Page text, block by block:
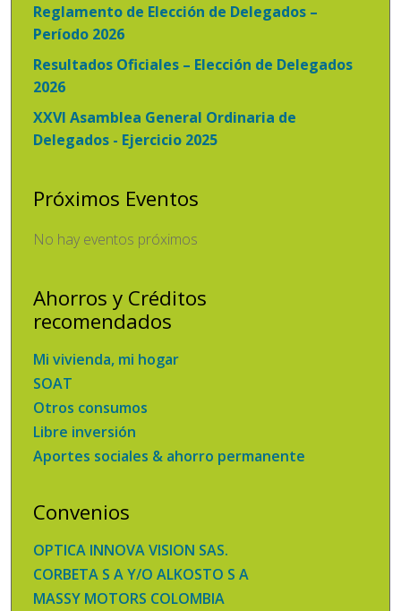
Reglamento de Elección de Delegados –
Período 2026
Resultados Oficiales – Elección de Delegados
2026
XXVI Asamblea General Ordinaria de
Delegados - Ejercicio 2025
Próximos Eventos
No hay eventos próximos
Ahorros y Créditos
recomendados
Mi vivienda, mi hogar
SOAT
Otros consumos
Libre inversión
Aportes sociales & ahorro permanente
Convenios
OPTICA INNOVA VISION SAS.
CORBETA S A Y/O ALKOSTO S A
MASSY MOTORS COLOMBIA